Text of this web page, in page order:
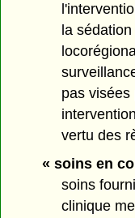
la
pas visées
vertu des
« soins en
soins
clinique